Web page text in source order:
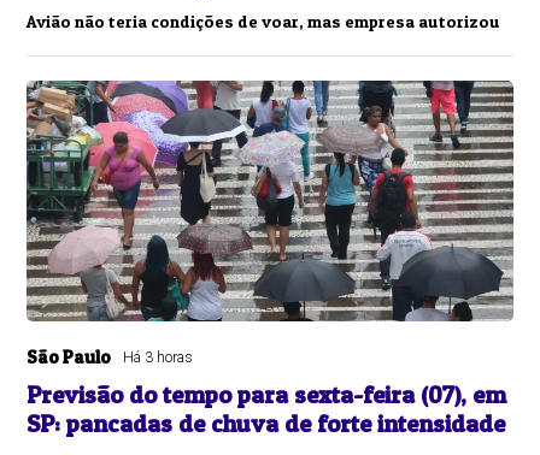
Avião não teria condições de voar, mas empresa autorizou
São Paulo Há 3 horas
Previsão do tempo para sexta-feira (07), em
SP: pancadas de chuva de forte intensidade